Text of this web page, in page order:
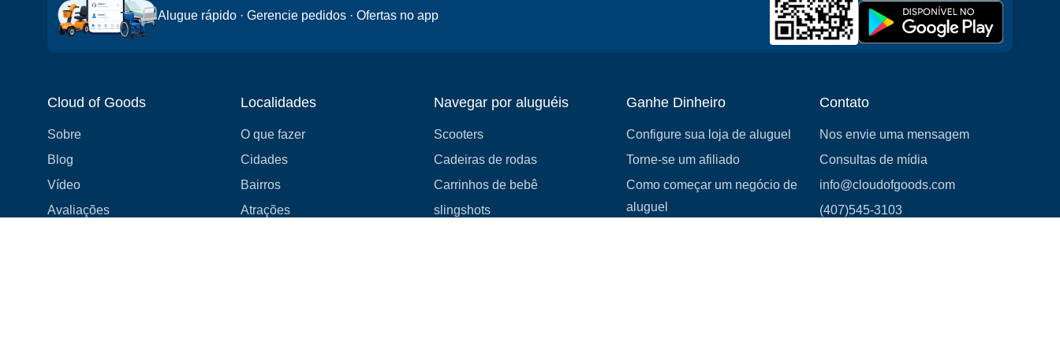
Alugue rápido · Gerencie pedidos · Ofertas no app
Cloud of Goods
Sobre
Blog
Vídeo
Avaliações
Localidades
O que fazer
Cidades
Bairros
Atrações
Navegar por aluguéis
Scooters
Cadeiras de rodas
Carrinhos de bebê
slingshots
Ganhe Dinheiro
Configure sua loja de aluguel
Torne-se um afiliado
Como começar um negócio de
aluguel
Contato
Nos envie uma mensagem
Consultas de mídia
info@cloudofgoods.com
(407)545-3103